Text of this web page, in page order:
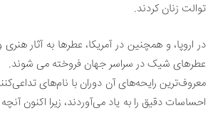
توالت زنان کردند.
در اروپا، و همچنین در آمریکا، عطرها به آثار
عطرهای شیک در سراسر جهان فروخته می شوند.
معروف‌ترین رایحه‌های آن دوران با نام‌های
احساسات دقیق را به یاد می‌آوردند، زیرا اکنون